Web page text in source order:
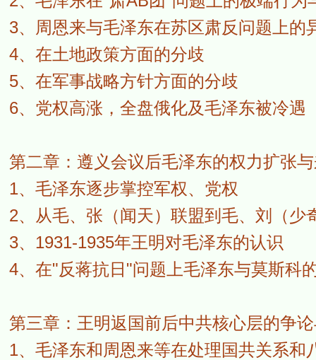
3、周恩来与毛泽东在苏区肃反问题上的
4、在土地政策方面的分歧
5、在军事战略方针方面的分歧
6、党权高涨，全盘俄化及毛泽东被冷遇
第二章：遵义会议后毛泽东的权力扩张
1、毛泽东逐步掌控军权、党权
2、从毛、张（闻天）联盟到毛、刘（少
3、1931-1935年王明对毛泽东的认识
4、在"反蒋抗日"问题上毛泽东与莫斯科
第三章：王明返国前后中共核心层的争
1、毛泽东和周恩来等在处理国共关系和